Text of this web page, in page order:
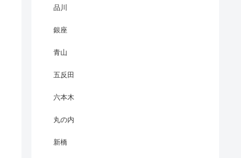
品川
銀座
青山
五反田
六本木
丸の内
新橋